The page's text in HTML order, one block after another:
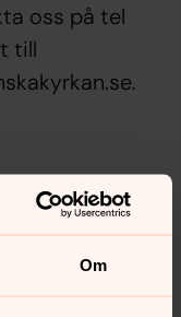
Om
oss på tel
till